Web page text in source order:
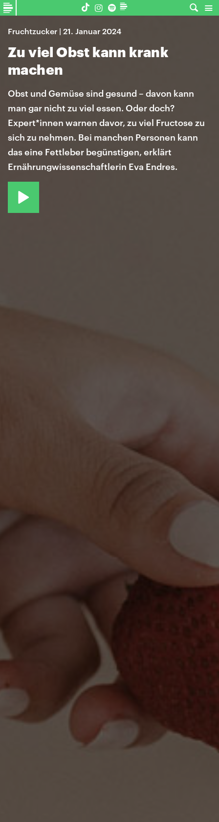
Fruchtzucker | 21. Januar 2024
Zu viel Obst kann krank
machen
Obst und Gemüse sind gesund – davon kann
man gar nicht zu viel essen. Oder doch?
Expert*innen warnen davor, zu viel Fructose zu
sich zu nehmen. Bei manchen Personen kann
das eine Fettleber begünstigen, erklärt
Ernährungwissenschaftlerin Eva Endres.